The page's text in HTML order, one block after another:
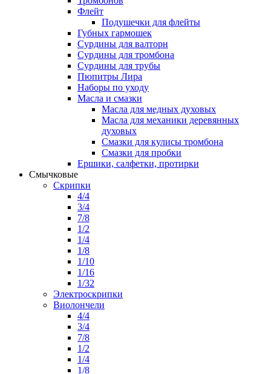
Флейт
Подушечки для флейты
Губных гармошек
Сурдины для валторн
Сурдины для тромбона
Сурдины для трубы
Пюпитры Лира
Наборы по уходу
Масла и смазки
Масла для медных духовых
Масла для механики деревянных
духовых
Смазки для кулисы тромбона
Смазки для пробки
Ершики, салфетки, протирки
Смычковые
Скрипки
4/4
3/4
7/8
1/2
1/4
1/8
1/10
1/16
1/32
Электроскрипки
Виолончели
4/4
3/4
7/8
1/2
1/4
1/8